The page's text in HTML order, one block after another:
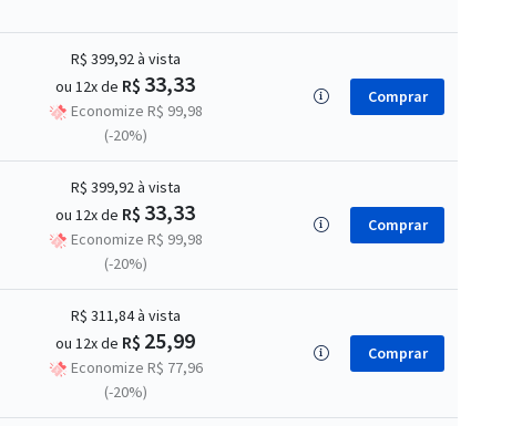
R$ 399,92à vista
ou 12x de R$ 33,33
Economize R$ 99,98
(-20%)
Comprar
R$ 399,92à vista
ou 12x de R$ 33,33
Economize R$ 99,98
(-20%)
Comprar
R$ 311,84à vista
ou 12x de R$ 25,99
Economize R$ 77,96
(-20%)
Comprar